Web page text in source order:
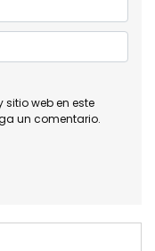
un comentario.